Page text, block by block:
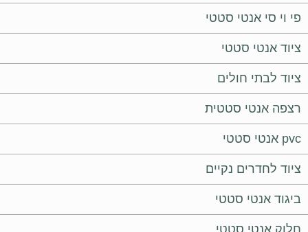
פי וי סי אנטי סטטי
ציוד אנטי סטטי
ציוד לבתי חולים
רצפה אנטי סטטית
pvc אנטי סטטי
ציוד לחדרים נקיים
ביגוד אנטי סטטי
חלוק אנטי סטטי